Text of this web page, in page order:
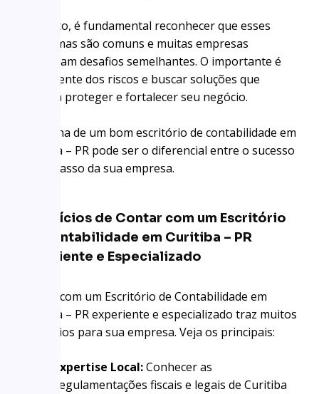
Portanto, é fundamental reconhecer que esses
problemas são comuns e muitas empresas
enfrentam desafios semelhantes. O importante é
estar ciente dos riscos e buscar soluções que
possam proteger e fortalecer seu negócio.
A escolha de um bom escritório de contabilidade em
Curitiba – PR pode ser o diferencial entre o sucesso
e o fracasso da sua empresa.
Benefícios de Contar com um Escritório
de Contabilidade em Curitiba – PR
Experiente e Especializado
Contar com um Escritório de Contabilidade em
Curitiba – PR experiente e especializado traz muitos
benefícios para sua empresa. Veja os principais:
Expertise Local:Conhecer as
regulamentações fiscais e legais de Curitiba